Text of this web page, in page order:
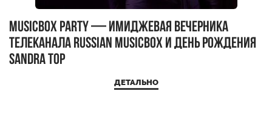
MUSICBOX PARTY — имиджевая вечерника
телеканала RUSSIAN MUSICBOX и день рождения
Sandra Top
ДЕТАЛЬНО